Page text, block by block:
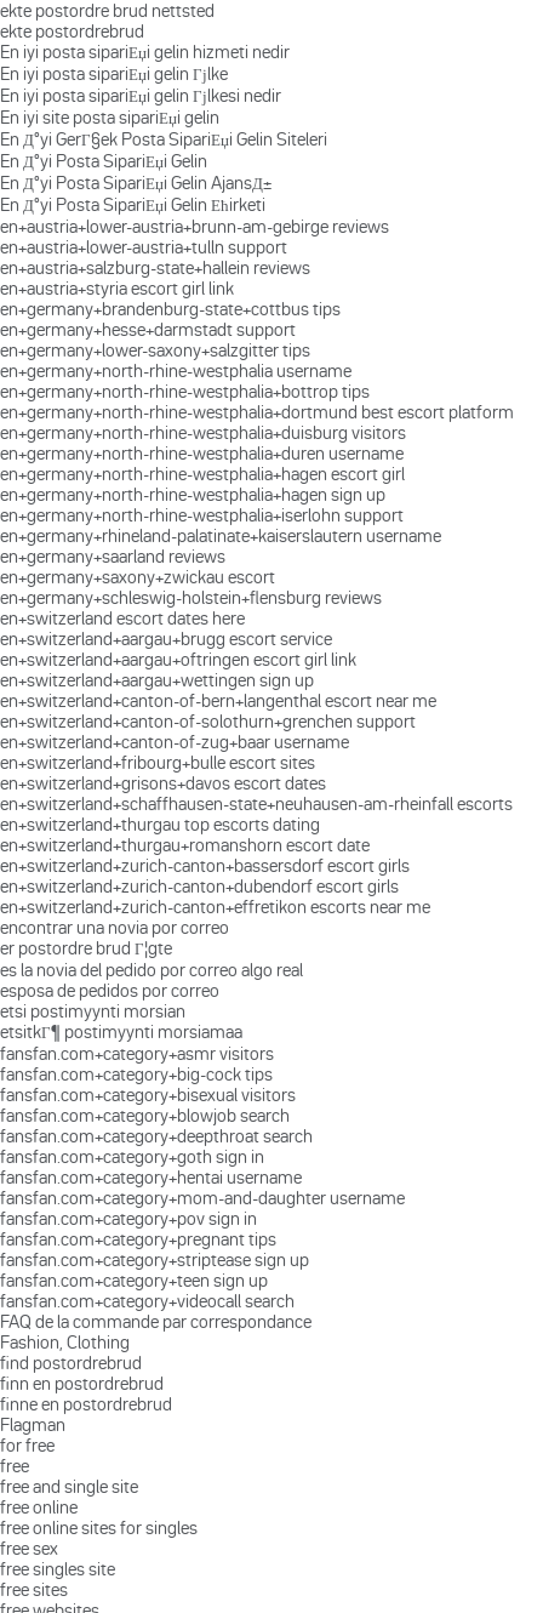
ekte postordre brud nettsted
ekte postordrebrud
En iyi posta sipariЕџi gelin hizmeti nedir
En iyi posta sipariЕџi gelin Гјlke
En iyi posta sipariЕџi gelin Гјlkesi nedir
En iyi site posta sipariЕџi gelin
En Д°yi GerГ§ek Posta SipariЕџi Gelin Siteleri
En Д°yi Posta SipariЕџi Gelin
En Д°yi Posta SipariЕџi Gelin AjansД±
En Д°yi Posta SipariЕџi Gelin Ећirketi
en+austria+lower-austria+brunn-am-gebirge reviews
en+austria+lower-austria+tulln support
en+austria+salzburg-state+hallein reviews
en+austria+styria escort girl link
en+germany+brandenburg-state+cottbus tips
en+germany+hesse+darmstadt support
en+germany+lower-saxony+salzgitter tips
en+germany+north-rhine-westphalia username
en+germany+north-rhine-westphalia+bottrop tips
en+germany+north-rhine-westphalia+dortmund best escort platform
en+germany+north-rhine-westphalia+duisburg visitors
en+germany+north-rhine-westphalia+duren username
en+germany+north-rhine-westphalia+hagen escort girl
en+germany+north-rhine-westphalia+hagen sign up
en+germany+north-rhine-westphalia+iserlohn support
en+germany+rhineland-palatinate+kaiserslautern username
en+germany+saarland reviews
en+germany+saxony+zwickau escort
en+germany+schleswig-holstein+flensburg reviews
en+switzerland escort dates here
en+switzerland+aargau+brugg escort service
en+switzerland+aargau+oftringen escort girl link
en+switzerland+aargau+wettingen sign up
en+switzerland+canton-of-bern+langenthal escort near me
en+switzerland+canton-of-solothurn+grenchen support
en+switzerland+canton-of-zug+baar username
en+switzerland+fribourg+bulle escort sites
en+switzerland+grisons+davos escort dates
en+switzerland+schaffhausen-state+neuhausen-am-rheinfall escorts
en+switzerland+thurgau top escorts dating
en+switzerland+thurgau+romanshorn escort date
en+switzerland+zurich-canton+bassersdorf escort girls
en+switzerland+zurich-canton+dubendorf escort girls
en+switzerland+zurich-canton+effretikon escorts near me
encontrar una novia por correo
er postordre brud Г¦gte
es la novia del pedido por correo algo real
esposa de pedidos por correo
etsi postimyynti morsian
etsitkГ¶ postimyynti morsiamaa
fansfan.com+category+asmr visitors
fansfan.com+category+big-cock tips
fansfan.com+category+bisexual visitors
fansfan.com+category+blowjob search
fansfan.com+category+deepthroat search
fansfan.com+category+goth sign in
fansfan.com+category+hentai username
fansfan.com+category+mom-and-daughter username
fansfan.com+category+pov sign in
fansfan.com+category+pregnant tips
fansfan.com+category+striptease sign up
fansfan.com+category+teen sign up
fansfan.com+category+videocall search
FAQ de la commande par correspondance
Fashion, Clothing
find postordrebrud
finn en postordrebrud
finne en postordrebrud
Flagman
for free
free
free and single site
free online
free online sites for singles
free sex
free singles site
free sites